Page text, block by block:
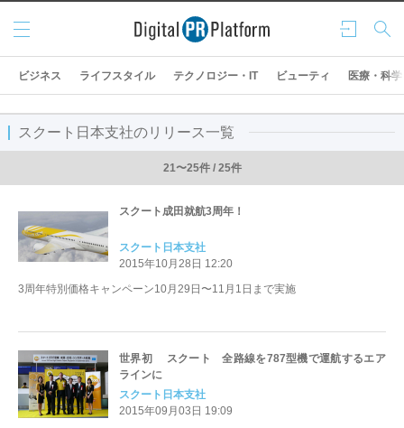
ログ
イン
検索
メニ
ュー
ビジネス ライフスタイル テクノロジー・IT ビューティ 医療・科学
スクート日本支社のリリース一覧
21〜25件 / 25件
スクート成田就航3周年！
スクート日本支社
2015年10月28日 12:20
3周年特別価格キャンペーン10月29日〜11月1日まで実施
世界初 スクート 全路線を787型機で運航するエア
ラインに
スクート日本支社
2015年09月03日 19:09